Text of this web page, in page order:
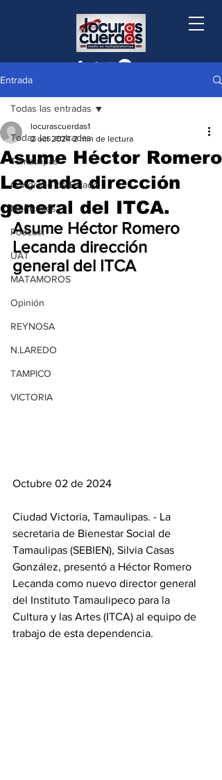
Entrada
Todas las entradas
Tamaulipas
Congreso de Estado
Municipios
Podcast
UAT
MATAMOROS
Opinión
REYNOSA
N.LAREDO
TAMPICO
VICTORIA
Todas las entradas
Asume Héctor Romero
Lecanda dirección
general del ITCA.
locurascuerdas1
2 oct 2024 2 min de lectura
Asume Héctor Romero
Lecanda dirección
general del ITCA
Octubre 02 de 2024
Ciudad Victoria, Tamaulipas. - La
secretaria de Bienestar Social de
Tamaulipas (SEBIEN), Silvia Casas
González, presentó a Héctor Romero
Lecanda como nuevo director general
del Instituto Tamaulipeco para la
Cultura y las Artes (ITCA) al equipo de
trabajo de esta dependencia.